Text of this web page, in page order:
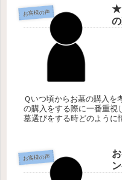
お客様の声
Ｑいつ頃からお墓の購入を
の購入をする際に一番重視
墓選びをする時どのように
お客様の声